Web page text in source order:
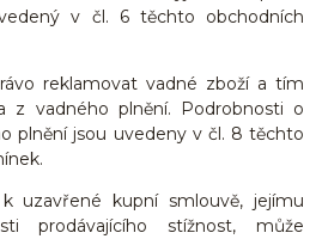
v čl. 6 těchto obchodních
reklamovat vadné zboží a tím
z vadného plnění. Podrobnosti o
plnění jsou uvedeny v čl. 8 těchto
uzavřené kupní smlouvě, jejímu
prodávajícího stížnost, může